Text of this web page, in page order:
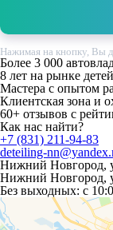
Нажимая на кнопку, Вы
Более 3 000
8 лет на рынке
Мастера с опытом
Клиентская зона и
60+ отзывов с
Как нас найти?
+7 (831) 211-94-83
deteiling-
Нижний Новгород,
Нижний Новгород,
Без выходных: c